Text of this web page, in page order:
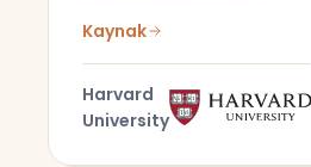
Kaynak
Harvard
University